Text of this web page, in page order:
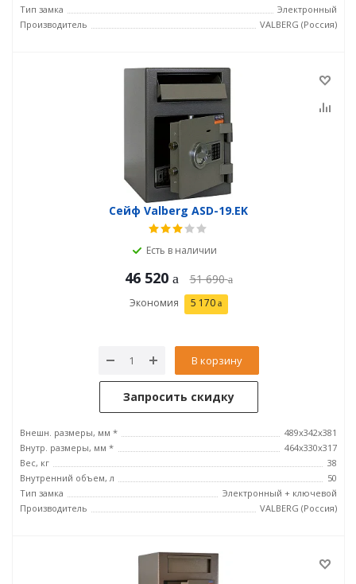
Тип замка
Электронный
Производитель
VALBERG (Россия)
Сейф Valberg ASD-19.EK
Есть в наличии
46 520 51 690
Экономия 5 170
В корзину
Запросить скидку
Внешн. размеры, мм *
489x342x381
Внутр. размеры, мм *
464х330х317
Вес, кг
38
Внутренний объем, л
50
Тип замка
Электронный + ключевой
Производитель
VALBERG (Россия)